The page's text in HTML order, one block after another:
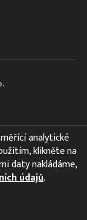
analytické
klikněte na
daty nakládáme,
údajů.